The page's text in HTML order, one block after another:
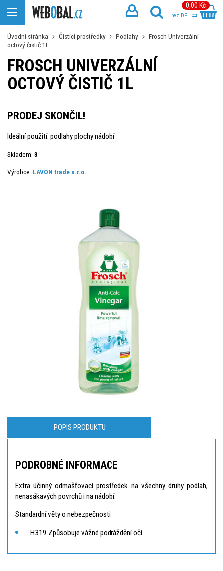
0,00 Kč
bez DPH
Úvodní stránka Čistící prostředky Podlahy
Frosch Univerzální
octový čistič 1L
FROSCH UNIVERZÁLNÍ
OCTOVÝ ČISTIČ 1L
PRODEJ SKONČIL!
Ideální použití: podlahy plochy nádobí
Skladem: 3
Výrobce: LAVON trade s.r.o.
POPIS PRODUKTU
PODROBNÉ INFORMACE
Extra účinný odmašťovací prostředek na všechny druhy podlah,
nenasákavých povrchů i na nádobí.
Standardní věty o nebezpečnosti:
H319 Způsobuje vážné podráždění očí